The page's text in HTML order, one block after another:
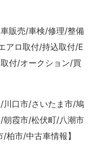
販売/車検/修理/整備
アロ取付/持込取付/E
付/オークション/買
川口市/さいたま市/鳩
朝霞市/松伏町/八潮市
市/中古車情報】